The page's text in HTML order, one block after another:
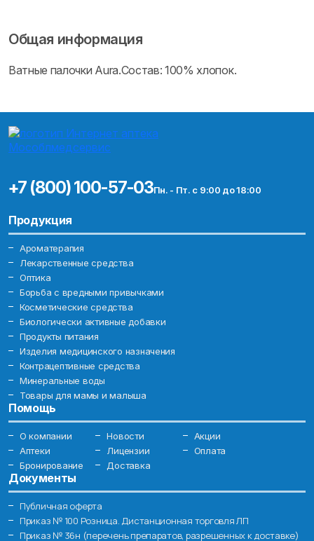
Общая информация
Ватные палочки Aura.Состав: 100% хлопок.
+7 (800) 100-57-03Пн. - Пт. с 9:00 до 18:00
Продукция
Ароматерапия
Лекарственные средства
Оптика
Борьба с вредными привычками
Косметические средства
Биологически активные добавки
Продукты питания
Изделия медицинского назначения
Контрацептивные средства
Минеральные воды
Товары для мамы и малыша
Помощь
О компании Новости
Акции
Аптеки
Лицензии
Оплата
Бронирование
Доставка
Документы
Публичная оферта
Приказ № 100 Розница. Дистанционная торговля ЛП
Приказ № 36н (перечень препаратов, разрешенных к доставке)